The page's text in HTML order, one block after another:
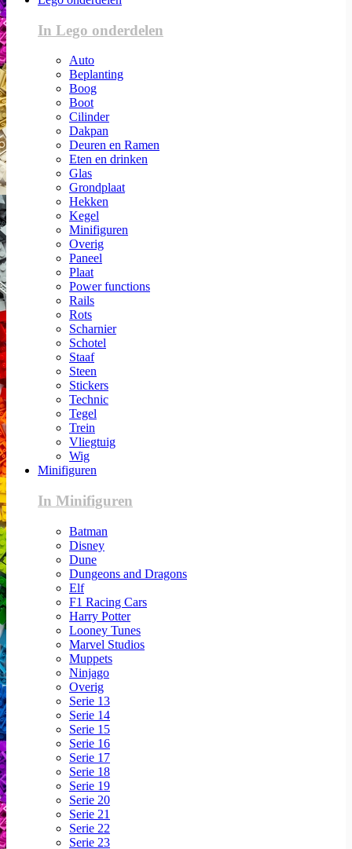
In Lego onderdelen
Auto
Beplanting
Boog
Boot
Cilinder
Dakpan
Deuren en Ramen
Eten en drinken
Glas
Grondplaat
Hekken
Kegel
Minifiguren
Overig
Paneel
Plaat
Power functions
Rails
Rots
Scharnier
Schotel
Staaf
Steen
Stickers
Technic
Tegel
Trein
Vliegtuig
Wig
Minifiguren
In Minifiguren
Batman
Disney
Dune
Dungeons and Dragons
Elf
F1 Racing Cars
Harry Potter
Looney Tunes
Marvel Studios
Muppets
Ninjago
Overig
Serie 13
Serie 14
Serie 15
Serie 16
Serie 17
Serie 18
Serie 19
Serie 20
Serie 21
Serie 22
Serie 23